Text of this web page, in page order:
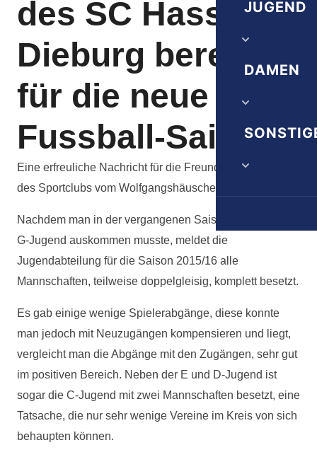
Herrn 1C
JUGEND
B-Jugend
G-Jugend
DAMEN
Damen 1.
des SC Hassia
Dieburg bereit
für die neue
Fussball-Saison
Eine erfreuliche Nachricht für die Freunde und Gönner
des Sportclubs vom Wolfgangshäuschen.
Nachdem man in der vergangenen Saison ohne A und
G-Jugend auskommen musste, meldet die
Jugendabteilung für die Saison 2015/16 alle
Mannschaften, teilweise doppelgleisig, komplett besetzt.
Es gab einige wenige Spielerabgänge, diese konnte
man jedoch mit Neuzugängen kompensieren und liegt,
vergleicht man die Abgänge mit den Zugängen, sehr gut
im positiven Bereich. Neben der E und D-Jugend ist
sogar die C-Jugend mit zwei Mannschaften besetzt, eine
Tatsache, die nur sehr wenige Vereine im Kreis von sich
behaupten können.